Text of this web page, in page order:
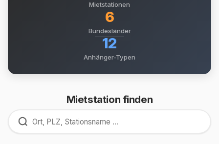
Mietstationen
6
Bundesländer
12
Anhänger-Typen
Mietstation finden